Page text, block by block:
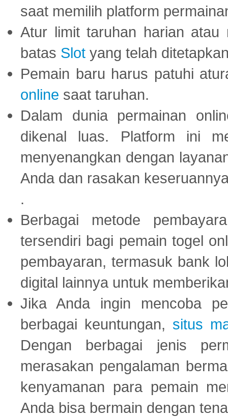
saat memilih platform
Atur limit taruhan harian atau
batas Slot yang telah
Pemain baru harus patuhi
online saat taruhan.
Dalam dunia permainan
dikenal luas. Platform ini
menyenangkan dengan
Anda dan rasakan
.
Berbagai metode
tersendiri bagi pemain togel
pembayaran, termasuk bank
digital lainnya untuk
Jika Anda ingin mencoba
berbagai keuntungan, situs
Dengan berbagai jenis
merasakan pengalaman
kenyamanan para pemain
Anda bisa bermain dengan